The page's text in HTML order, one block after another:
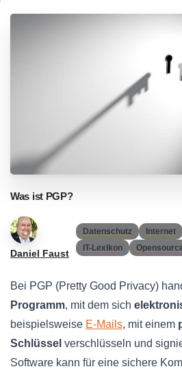
Was ist PGP?
Daniel Faust
Datenschutz
Internet
IT-Lexikon
Bei PGP (Pretty Good Privacy)
Programm, mit dem sich
beispielsweise E-Mails, mit einem
Schlüssel verschlüsseln und
Software kann für eine sichere